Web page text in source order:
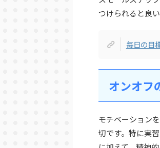
つけられると良い
毎日の目
オンオフ
モチベーション
切です。特に実